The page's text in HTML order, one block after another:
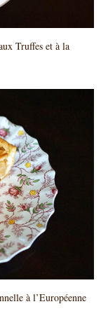
Truffes et à la
à l’Européenne